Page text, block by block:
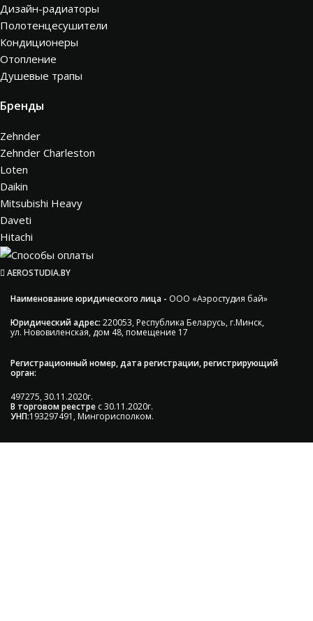
Дизайн-радиаторы
Полотенцесушители
Кондиционеры
Отопление
Душевые трапы
Бренды
Zehnder
Zehnder Charleston
Loten
Daikin
Mitsubishi Heavy
Daveti
Hitachi
AEROSTUDIA.BY
Наименование юридического лица - ООО «Аэростудия бай»
Юридический адрес: 220053, Республика Беларусь, г.Минск,
ул. Нововиленская, дом 48, помещение 17
Регистрационный номер, дата регистрации, регистрирующий
орган:
497275, 30.11.2020г.
В торговом реестре с 30.11.2020г.
УНП:193297491, Мингорисполком.